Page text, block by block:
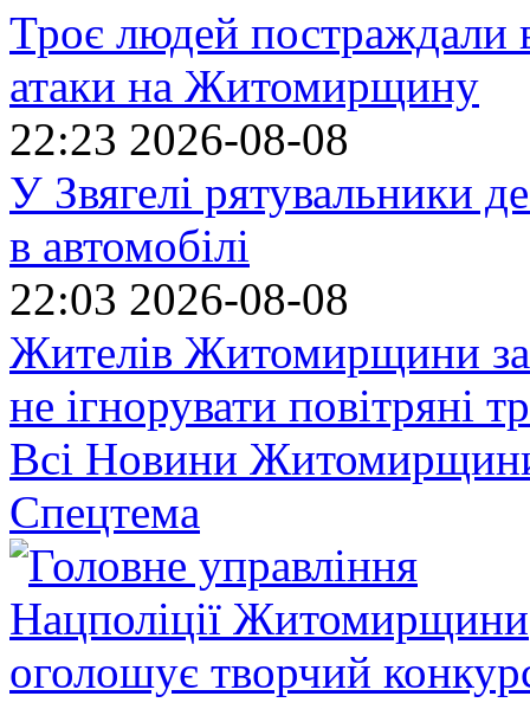
Троє людей постраждали
атаки на Житомирщину
22:23 2026-08-08
У Звягелі рятувальники
в автомобілі
22:03 2026-08-08
Жителів Житомирщини
не ігнорувати повітряні
Всі Новини
Спецтема